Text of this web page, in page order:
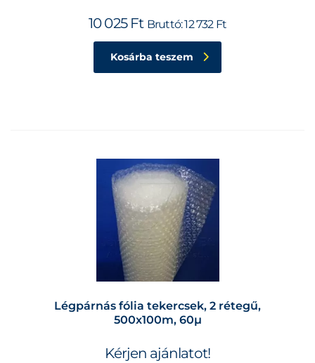
10 025 Ft Bruttó:12 732 Ft
Kosárba teszem
Légpárnás fólia tekercsek, 2 rétegű,
500x100m, 60µ
Kérjen ajánlatot!